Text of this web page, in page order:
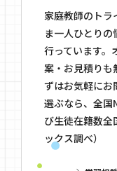
家庭教師のトラ
ま一人ひとり
行っています。
案・お見積りも
ずはお気軽にお
選ぶなら、全
び生徒在籍数全
ックス調べ）